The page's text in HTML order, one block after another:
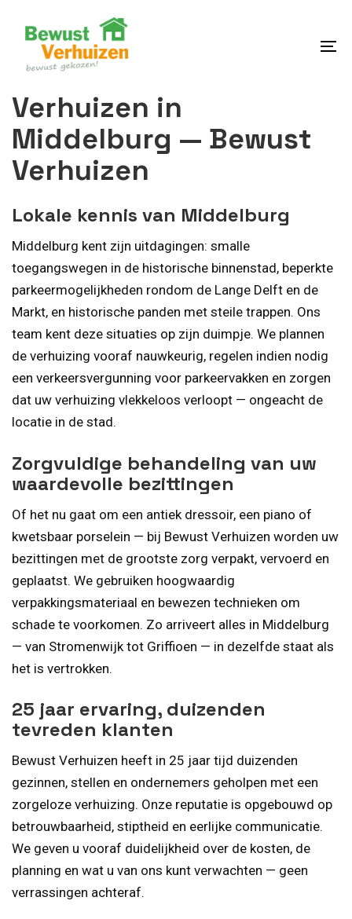
content
Verhuizen in
Middelburg — Bewust
Verhuizen
Lokale kennis van Middelburg
Middelburg kent zijn uitdagingen: smalle
toegangswegen in de historische binnenstad, beperkte
parkeermogelijkheden rondom de Lange Delft en de
Markt, en historische panden met steile trappen. Ons
team kent deze situaties op zijn duimpje. We plannen
de verhuizing vooraf nauwkeurig, regelen indien nodig
een verkeersvergunning voor parkeervakken en zorgen
dat uw verhuizing vlekkeloos verloopt — ongeacht de
locatie in de stad.
Zorgvuldige behandeling van uw
waardevolle bezittingen
Of het nu gaat om een antiek dressoir, een piano of
kwetsbaar porselein — bij Bewust Verhuizen worden uw
bezittingen met de grootste zorg verpakt, vervoerd en
geplaatst. We gebruiken hoogwaardig
verpakkingsmateriaal en bewezen technieken om
schade te voorkomen. Zo arriveert alles in Middelburg
— van Stromenwijk tot Griffioen — in dezelfde staat als
het is vertrokken.
25 jaar ervaring, duizenden
tevreden klanten
Bewust Verhuizen heeft in 25 jaar tijd duizenden
gezinnen, stellen en ondernemers geholpen met een
zorgeloze verhuizing. Onze reputatie is opgebouwd op
betrouwbaarheid, stiptheid en eerlijke communicatie.
We geven u vooraf duidelijkheid over de kosten, de
planning en wat u van ons kunt verwachten — geen
verrassingen achteraf.